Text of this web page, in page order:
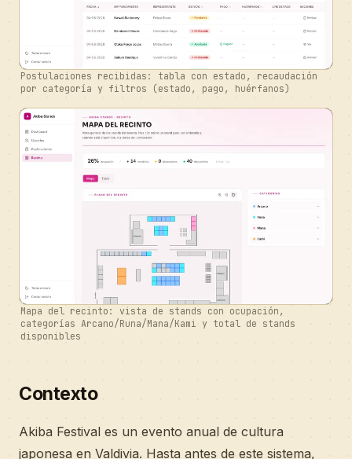
Postulaciones recibidas: tabla con estado, recaudación
por categoría y filtros (estado, pago, huérfanos)
Mapa del recinto: vista de stands con ocupación,
categorías Arcano/Runa/Mana/Kami y total de stands
disponibles
Contexto
Akiba Festival es un evento anual de cultura
japonesa en Valdivia. Hasta antes de este sistema,